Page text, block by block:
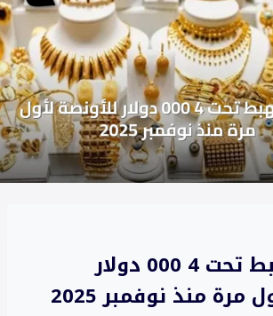
الذهب يهبط تحت 4 000 دولار
مرة منذ نوفمبر 2025